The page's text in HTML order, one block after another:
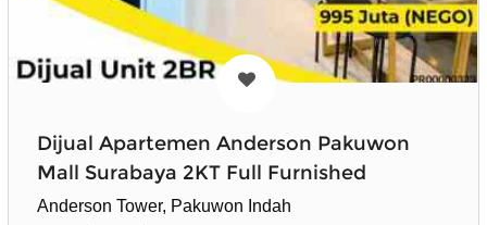
Dijual Apartemen Anderson Pakuwon
Mall Surabaya 2KT Full Furnished
Anderson Tower, Pakuwon Indah